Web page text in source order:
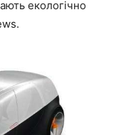
екологічно